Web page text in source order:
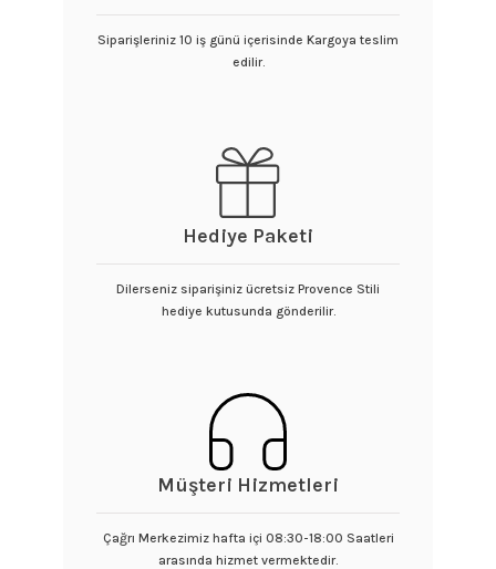
Siparişleriniz 10 iş günü içerisinde Kargoya teslim
edilir.
Hediye Paketi
Dilerseniz siparişiniz ücretsiz Provence Stili
hediye kutusunda gönderilir.
Müşteri Hizmetleri
Çağrı Merkezimiz hafta içi 08:30-18:00 Saatleri
arasında hizmet vermektedir.